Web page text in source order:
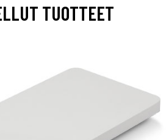
TUOTTEET